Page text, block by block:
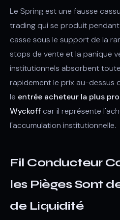
Le Spring est une fausse
trading qui se produit
casse sous le support de la
stops de vente et la panique
institutionnels absorbent
rapidement le prix au-dessus
le entrée acheteur la plus
Wyckoff car il représente
l'accumulation institutionnelle.
Fil Conducteur
les Pièges Sont
de Liquidité